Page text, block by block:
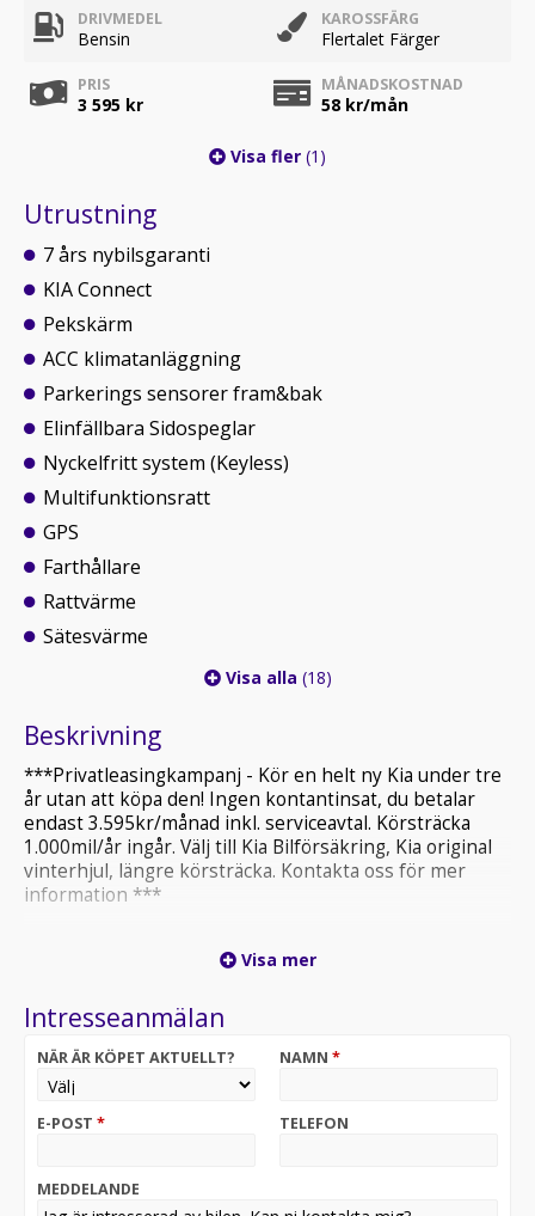
DRIVMEDEL
Bensin
KAROSSFÄRG
Flertalet Färger
PRIS
3 595 kr
MÅNADSKOSTNAD
58 kr/mån
Visa fler (1)
Utrustning
7 års nybilsgaranti
KIA Connect
Pekskärm
ACC klimatanläggning
Parkerings sensorer fram&bak
Elinfällbara Sidospeglar
Nyckelfritt system (Keyless)
Multifunktionsratt
GPS
Farthållare
Rattvärme
Sätesvärme
Visa alla (18)
Beskrivning
***Privatleasingkampanj - Kör en helt ny Kia under tre
år utan att köpa den! Ingen kontantinsat, du betalar
endast 3.595kr/månad inkl. serviceavtal. Körsträcka
1.000mil/år ingår. Välj till Kia Bilförsäkring, Kia original
vinterhjul, längre körsträcka. Kontakta oss för mer
information ***
till 604 liters bagageutrymme. Både i vardaglig körning
mångsidighet. Valfri färg ingår. (Arkivbilder
Visa mer
Intresseanmälan
NÄR ÄR KÖPET AKTUELLT? NAMN *
E-POST * TELEFON
MEDDELANDE